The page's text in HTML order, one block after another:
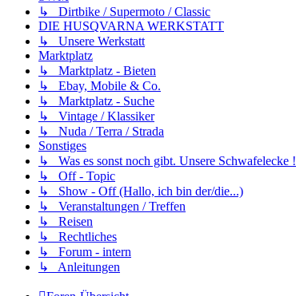
↳ Dirtbike / Supermoto / Classic
DIE HUSQVARNA WERKSTATT
↳ Unsere Werkstatt
Marktplatz
↳ Marktplatz - Bieten
↳ Ebay, Mobile & Co.
↳ Marktplatz - Suche
↳ Vintage / Klassiker
↳ Nuda / Terra / Strada
Sonstiges
↳ Was es sonst noch gibt. Unsere Schwafelecke !
↳ Off - Topic
↳ Show - Off (Hallo, ich bin der/die...)
↳ Veranstaltungen / Treffen
↳ Reisen
↳ Rechtliches
↳ Forum - intern
↳ Anleitungen